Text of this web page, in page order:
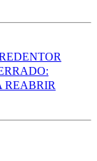
REABRIR